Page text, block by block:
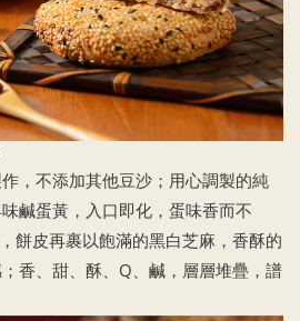
，不添加其他豆沙；用心調製的純
鹹蛋黃，入口即化，蛋味香而不
餅皮再裹以飽滿的黑白芝麻，香酥的
香、甜、酥、Q、鹹，層層堆疊，譜